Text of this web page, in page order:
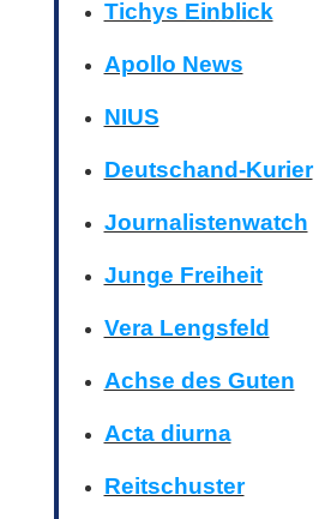
Tichys Einblick
Apollo News
NIUS
Deutschand-Kurier
Journalistenwatch
Junge Freiheit
Vera Lengsfeld
Achse des Guten
Acta diurna
Reitschuster